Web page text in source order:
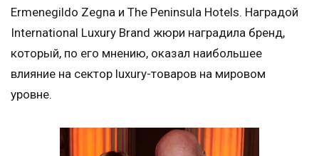
Ermenegildo Zegna и The Peninsula Hotels. Наградой
International Luxury Brand жюри наградила бренд,
который, по его мнению, оказал наибольшее
влияние на сектор luxury-товаров на мировом
уровне.